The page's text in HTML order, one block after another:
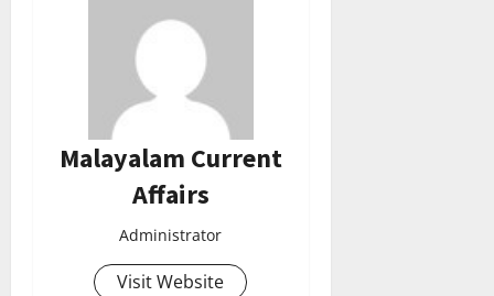
Malayalam Current
Affairs
Administrator
Visit Website